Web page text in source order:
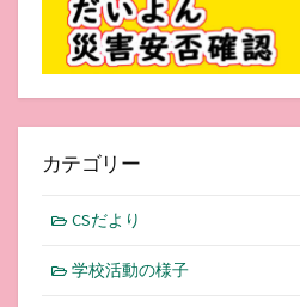
カテゴリー
CSだより
学校活動の様子